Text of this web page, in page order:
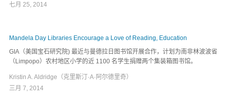
七月 25, 2014
Mandela Day Libraries Encourage a Love of Reading, Education
GIA（美国宝石研究院) 最近与曼德拉日图书馆开展合作，计划为南非林波波省
（Limpopo）农村地区小学的近 1100 名学生捐赠两个集装箱图书馆。
Kristin A. Aldridge（克里斯汀·A·阿尔德里奇）
三月 7, 2014